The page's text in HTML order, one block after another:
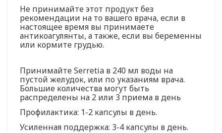
Не принимайте этот продукт без
рекомендации на то вашего врача, если в
настоящее время вы принимаете
антикоагулянты, а также, если вы беременны
или кормите грудью.
Принимайте Serretia в 240 мл воды на
пустой желудок, или по указаниям врача.
Большие количества могут быть
распределены на 2 или 3 приема в день
Профилактика: 1-2 капсулы в день.
Усиленная поддержка: 3-4 капсулы в день.